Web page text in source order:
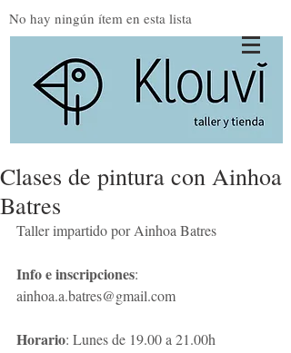
No hay ningún ítem en esta lista
Clases de pintura con Ainhoa
Batres
Taller impartido por Ainhoa Batres
Info e inscripciones:
ainhoa.a.batres@gmail.com
Horario: Lunes de 19.00 a 21.00h